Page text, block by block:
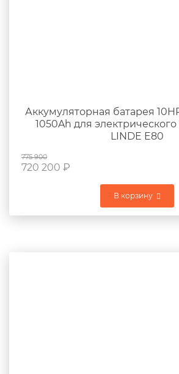
Аккумуляторная батарея
1050Ah для
LINDE E80
775 900
720 200 ₽
В корзину